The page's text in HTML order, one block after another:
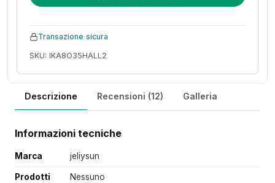
Transazione sicura
SKU: IKA8O35HALL2
Descrizione Recensioni (12) Galleria
Informazioni tecniche
Marca jeliysun
Prodotti
Nessuno